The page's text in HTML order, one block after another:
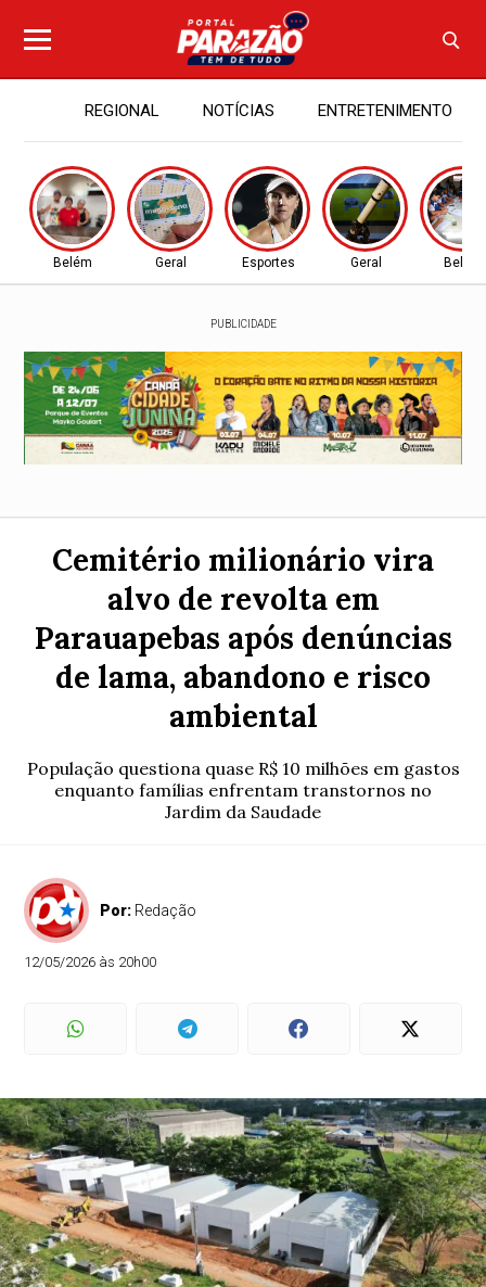
REGIONAL NOTÍCIAS ENTRETENIMENTO
Belém Geral Esportes Geral Belém
PUBLICIDADE
Cemitério milionário vira
alvo de revolta em
Parauapebas após denúncias
de lama, abandono e risco
ambiental
População questiona quase R$ 10 milhões em gastos
enquanto famílias enfrentam transtornos no
Jardim da Saudade
Por: Redação
12/05/2026 às 20h00